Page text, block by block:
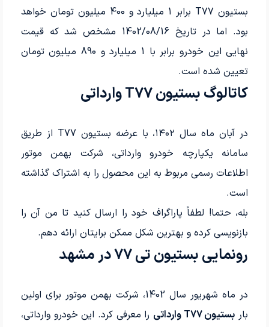
بستیون T77 برابر 1 میلیارد و 400 میلیون تومان خواهد
بود. اما در تاریخ 1402/08/16 مشخص شد که قیمت
نهایی این خودرو برابر با 1 میلیارد و 890 میلیون تومان
تعیین شده است.
کاتالوگ بستیون T77 وارداتی
در آبان ماه سال ۱۴۰۲، با عرضه بستیون T77 از طریق
سامانه یکپارچه خودرو وارداتی، شرکت بهمن موتور
اطلاعات رسمی مربوط به این محصول را به اشتراک گذاشته
است.
بله، حتما! لطفاً پاراگراف خود را ارسال کنید تا من آن را
بازنویسی کرده و بهترین شکل ممکن برایتان ارائه دهم.
رونمایی بستیون تی 77 در مشهد
در ماه شهریور سال 1402، شرکت بهمن موتور برای اولین
بار بستیون T77 وارداتی
را معرفی کرد. این خودرو وارداتی،